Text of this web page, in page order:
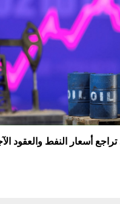
أسعار النفط والعقود